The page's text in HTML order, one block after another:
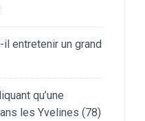
entretenir un grand
qu’une
les Yvelines (78)